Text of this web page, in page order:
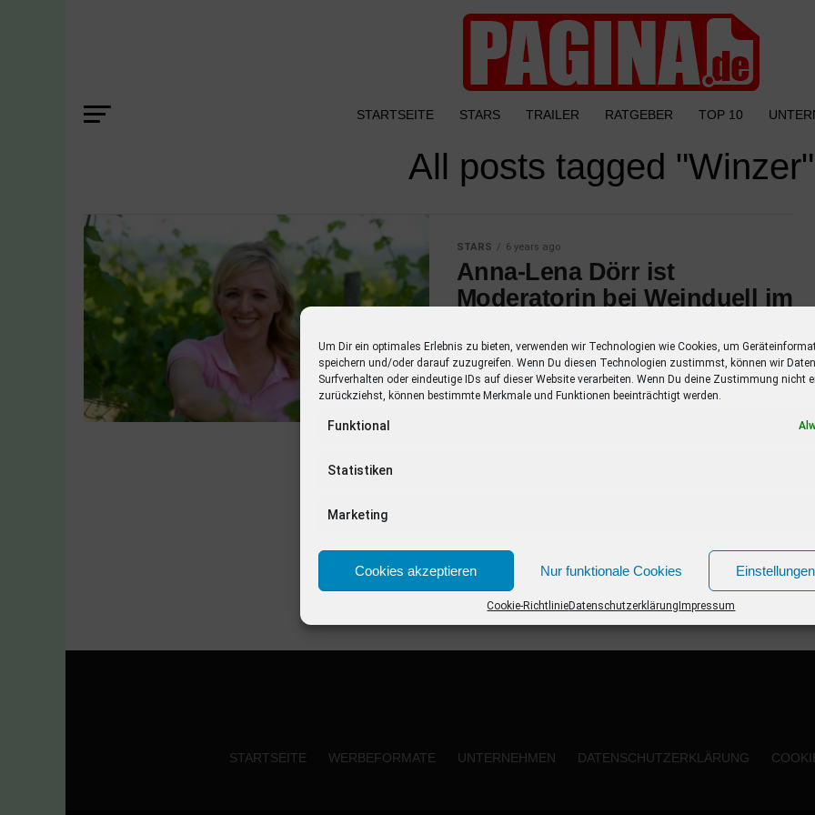
Um Dir ein optimales Erlebnis zu bieten, verwenden wir Technologien wie Cookies, um
speichern und/oder darauf zuzugreifen. Wenn Du diesen Technologien zustimmst, können wir
Surfverhalten oder eindeutige IDs auf dieser Website verarbeiten. Wenn Du deine Zustimmung nicht
zurückziehst, können bestimmte Merkmale und Funktionen beeinträchtigt werden.
Funktional
Statistiken
Marketing
Cookies akzeptieren Nur funktionale Cookies
Cookie-RichtlinieDatenschutzerklärung Impressum
STARTSEITE STARS TRAILER RATGEBER TOP 10
All posts tagged "Winzer"
STARS 6 years ago
Anna-Lena Dörr ist
Moderatorin bei Weinduell im
Moderatorin Anna-Lena Dörr steht für das
“Weinduell” live in der Vinothek des Weingut
Hofmann in Appenheim vor der Kamera. Die
STARTSEITE WERBEFORMATE UNTERNEHMEN DATENSCHUTZERKLÄRUNG